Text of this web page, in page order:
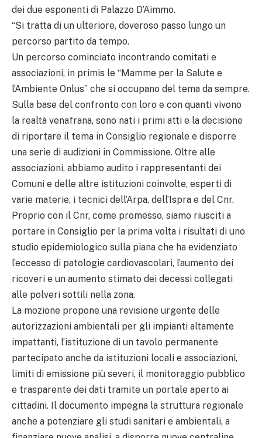
dei due esponenti di Palazzo D’Aimmo.
“Si tratta di un ulteriore, doveroso passo lungo un
percorso partito da tempo.
Un percorso cominciato incontrando comitati e
associazioni, in primis le “Mamme per la Salute e
l’Ambiente Onlus” che si occupano del tema da sempre.
Sulla base del confronto con loro e con quanti vivono
la realtà venafrana, sono nati i primi atti e la decisione
di riportare il tema in Consiglio regionale e disporre
una serie di audizioni in Commissione. Oltre alle
associazioni, abbiamo audito i rappresentanti dei
Comuni e delle altre istituzioni coinvolte, esperti di
varie materie, i tecnici dell’Arpa, dell’Ispra e del Cnr.
Proprio con il Cnr, come promesso, siamo riusciti a
portare in Consiglio per la prima volta i risultati di uno
studio epidemiologico sulla piana che ha evidenziato
l’eccesso di patologie cardiovascolari, l’aumento dei
ricoveri e un aumento stimato dei decessi collegati
alle polveri sottili nella zona.
La mozione propone una revisione urgente delle
autorizzazioni ambientali per gli impianti altamente
impattanti, l’istituzione di un tavolo permanente
partecipato anche da istituzioni locali e associazioni,
limiti di emissione più severi, il monitoraggio pubblico
e trasparente dei dati tramite un portale aperto ai
cittadini. Il documento impegna la struttura regionale
anche a potenziare gli studi sanitari e ambientali, a